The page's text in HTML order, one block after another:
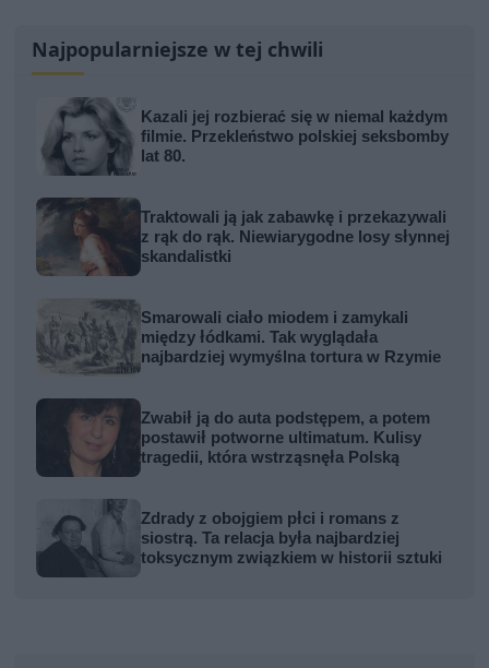
Najpopularniejsze w tej chwili
Kazali jej rozbierać się w niemal każdym
filmie. Przekleństwo polskiej seksbomby
lat 80.
Traktowali ją jak zabawkę i przekazywali
z rąk do rąk. Niewiarygodne losy słynnej
skandalistki
Smarowali ciało miodem i zamykali
między łódkami. Tak wyglądała
najbardziej wymyślna tortura w Rzymie
Zwabił ją do auta podstępem, a potem
postawił potworne ultimatum. Kulisy
tragedii, która wstrząsnęła Polską
Zdrady z obojgiem płci i romans z
siostrą. Ta relacja była najbardziej
toksycznym związkiem w historii sztuki